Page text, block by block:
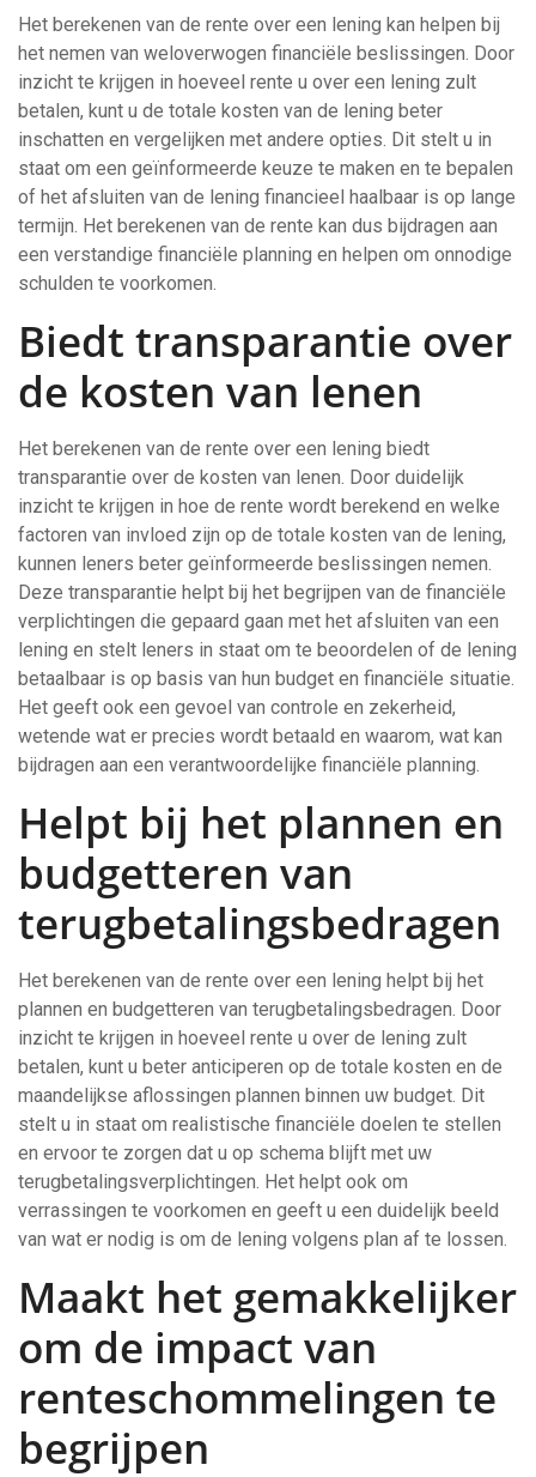
Het berekenen van de rente over een lening kan helpen bij
het nemen van weloverwogen financiële beslissingen. Door
inzicht te krijgen in hoeveel rente u over een lening zult
betalen, kunt u de totale kosten van de lening beter
inschatten en vergelijken met andere opties. Dit stelt u in
staat om een geïnformeerde keuze te maken en te bepalen
of het afsluiten van de lening financieel haalbaar is op lange
termijn. Het berekenen van de rente kan dus bijdragen aan
een verstandige financiële planning en helpen om onnodige
schulden te voorkomen.
Biedt transparantie over
de kosten van lenen
Het berekenen van de rente over een lening biedt
transparantie over de kosten van lenen. Door duidelijk
inzicht te krijgen in hoe de rente wordt berekend en welke
factoren van invloed zijn op de totale kosten van de lening,
kunnen leners beter geïnformeerde beslissingen nemen.
Deze transparantie helpt bij het begrijpen van de financiële
verplichtingen die gepaard gaan met het afsluiten van een
lening en stelt leners in staat om te beoordelen of de lening
betaalbaar is op basis van hun budget en financiële situatie.
Het geeft ook een gevoel van controle en zekerheid,
wetende wat er precies wordt betaald en waarom, wat kan
bijdragen aan een verantwoordelijke financiële planning.
Helpt bij het plannen en
budgetteren van
terugbetalingsbedragen
Het berekenen van de rente over een lening helpt bij het
plannen en budgetteren van terugbetalingsbedragen. Door
inzicht te krijgen in hoeveel rente u over de lening zult
betalen, kunt u beter anticiperen op de totale kosten en de
maandelijkse aflossingen plannen binnen uw budget. Dit
stelt u in staat om realistische financiële doelen te stellen
en ervoor te zorgen dat u op schema blijft met uw
terugbetalingsverplichtingen. Het helpt ook om
verrassingen te voorkomen en geeft u een duidelijk beeld
van wat er nodig is om de lening volgens plan af te lossen.
Maakt het gemakkelijker
om de impact van
renteschommelingen te
begrijpen